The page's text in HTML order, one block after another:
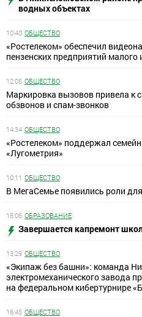
водных объектах
10:40 ОБЩЕСТВО
«Ростелеком» обеспечил
пензенских предприятий малого
12:05 ОБЩЕСТВО
Маркировка вызовов привела к
обзвонов и спам-звонков
14:34 ОБЩЕСТВО
«Ростелеком» поддержал
«Лугометрия»
10:11 ОБЩЕСТВО
В МегаСемье появились роли
18:06 ОБРАЗОВАНИЕ
Завершается капремонт
13:29 ОБЩЕСТВО
«Экипаж без башни»: команда
электромеханического завода
на федеральном кибертурнире
16:45 ОБЩЕСТВО